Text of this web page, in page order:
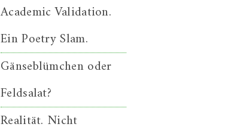
Academic Validation.
Ein Poetry Slam.
Gänseblümchen oder
Feldsalat?
Realität. Nicht